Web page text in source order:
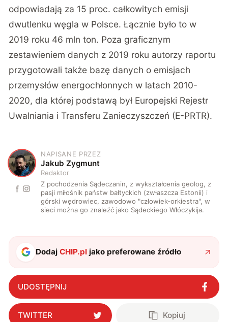
odpowiadają za 15 proc. całkowitych emisji
dwutlenku węgla w Polsce. Łącznie było to w
2019 roku 46 mln ton. Poza graficznym
zestawieniem danych z 2019 roku autorzy raportu
przygotowali także bazę danych o emisjach
przemysłów energochłonnych w latach 2010-
2020, dla której podstawą był Europejski Rejestr
Uwalniania i Transferu Zanieczyszczeń (E-PRTR).
J
NAPISANE PRZEZ
Jakub Zygmunt
Redaktor
Z pochodzenia Sądeczanin, z wykształcenia geolog, z
pasji miłośnik państw bałtyckich (zwłaszcza Estonii) i
górski wędrowiec, zawodowo "człowiek-orkiestra", w
sieci można go znaleźć jako Sądeckiego Włóczykija.
DodajCHIP.pl jako preferowane źródło
UDOSTĘPNIJ
TWITTER Kopiuj